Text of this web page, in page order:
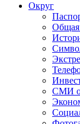
Округ
СМИ